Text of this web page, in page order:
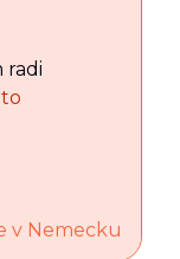
radi
v Nemecku